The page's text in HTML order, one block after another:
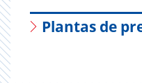
Plantas de